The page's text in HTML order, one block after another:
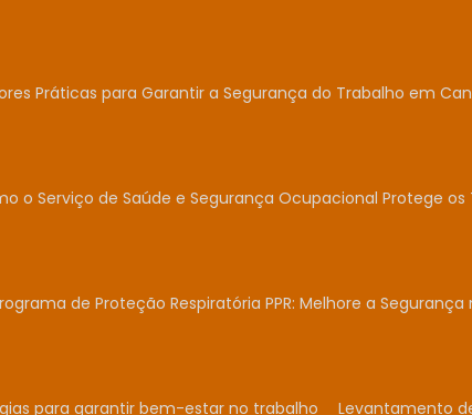
Práticas para Garantir a Segurança do Trabalho em
o Serviço de Saúde e Segurança Ocupacional Protege os
de Proteção Respiratória PPR: Melhore a
para garantir bem-estar no trabalho Levantamento